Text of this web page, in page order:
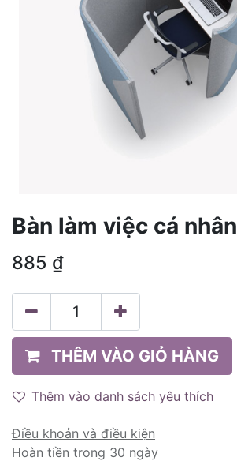
Bàn làm việc cá nhân
885 ₫
THÊM VÀO GIỎ HÀNG
Thêm vào danh sách yêu thích
Điều khoản và điều kiện
Hoàn tiền trong 30 ngày